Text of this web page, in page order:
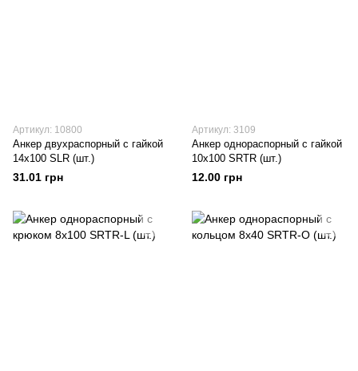
Артикул: 10800
Анкер двухраспорный с гайкой
14х100 SLR (шт.)
31.01 грн
Артикул: 3109
Анкер однораспорный с гайкой
10х100 SRTR (шт.)
12.00 грн